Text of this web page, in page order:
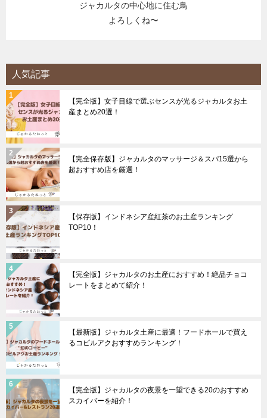
ジャカルタの中心地に住む鳥
よろしくね〜
人気記事
【完全版】女子目線で選ぶセンスが光るジャカルタお土
産まとめ20選！
【完全保存版】ジャカルタのマッサージ＆スパ15選から
超おすすめ店を厳選！
【保存版】インドネシア産紅茶のお土産ランキング
TOP10！
【完全版】ジャカルタのお土産におすすめ！絶品チョコ
レートをまとめて紹介！
【最新版】ジャカルタ土産に最適！フードホールで買え
るコピルアクおすすめランキング！
【完全版】ジャカルタの夜景を一望できる20のおすすめ
スカイバーを紹介！